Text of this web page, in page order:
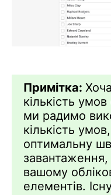
Примітка:
кількість
ми радимо
кількість
оптимальну
вашому
елементів.